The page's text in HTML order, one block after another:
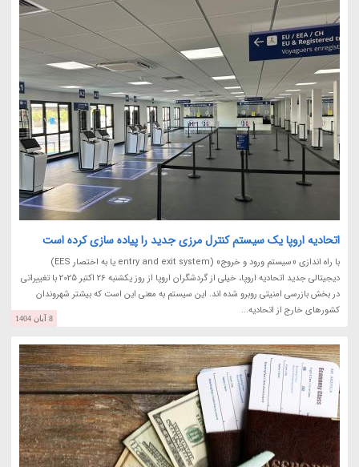
اتحادیه اروپا یک سیستم کنترل مرزی جدید را پیاده سازی کرده است
با راه اندازی «سیستم ورود و خروج» (entry and exit system یا به اختصار EES)
دیجیتالی جدید اتحادیه اروپا، خیلی از گردشگران اروپا از روز یکشنبه 26 اکتبر 2025 با تغییراتی
در بخش بازرسی امنیتی روبرو شده اند. این سیستم به معنی این است که بیشتر شهروندان
کشورهای خارج از اتحادیه...
8 آبان 1404